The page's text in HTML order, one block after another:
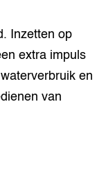
Inzetten op
extra impuls
en
van